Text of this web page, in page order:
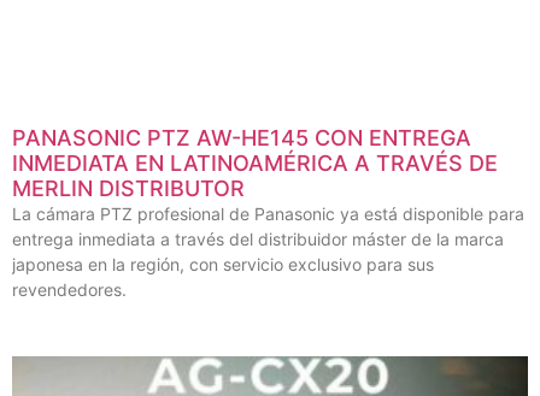
PANASONIC PTZ AW-HE145 CON ENTREGA
INMEDIATA EN LATINOAMÉRICA A TRAVÉS DE
MERLIN DISTRIBUTOR
La cámara PTZ profesional de Panasonic ya está disponible para
entrega inmediata a través del distribuidor máster de la marca
japonesa en la región, con servicio exclusivo para sus
revendedores.